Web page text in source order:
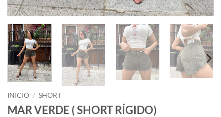
INICIO / SHORT
MAR VERDE ( SHORT RÍGIDO)